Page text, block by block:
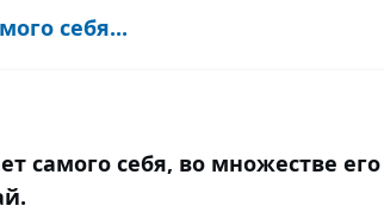
себя...
самого себя, во множестве его